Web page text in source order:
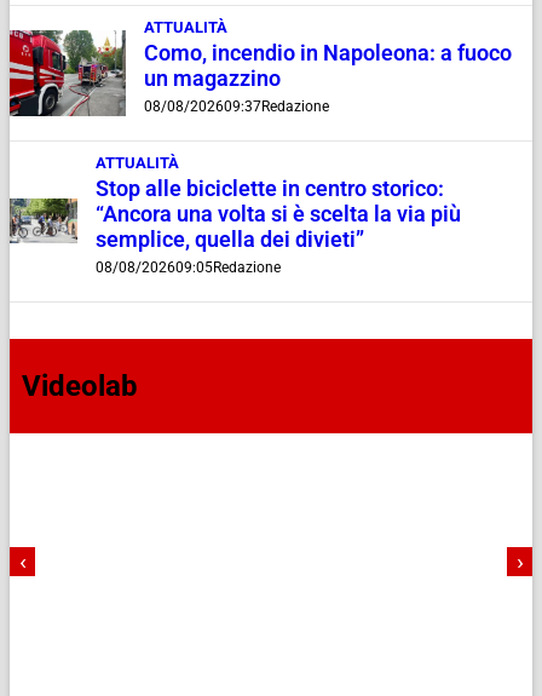
ATTUALITÀ
Como, incendio in Napoleona: a fuoco
un magazzino
08/08/202609:37Redazione
ATTUALITÀ
Stop alle biciclette in centro storico:
“Ancora una volta si è scelta la via più
semplice, quella dei divieti”
08/08/202609:05Redazione
Videolab
‹ ›